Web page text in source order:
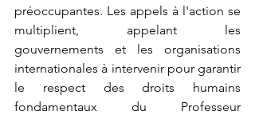
préoccupantes. Les appels à l'action se
multiplient, appelant les
gouvernements et les organisations
internationales à intervenir pour garantir
le respect des droits humains
fondamentaux du Professeur